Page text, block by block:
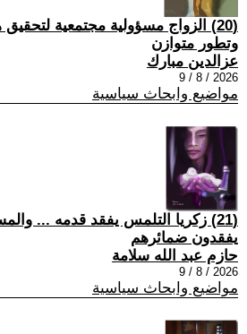
(20) الزواج مسؤولية مجتمعية لتحقيق
وتطور متوازن
عزالدين مبارك
2026 / 8 / 9
مواضيع وابحاث سياسية
(21) زكريا التلمس يفقد قدمه ...
يفقدون ضمائرهم
حازم عبد الله سلامة
2026 / 8 / 9
مواضيع وابحاث سياسية